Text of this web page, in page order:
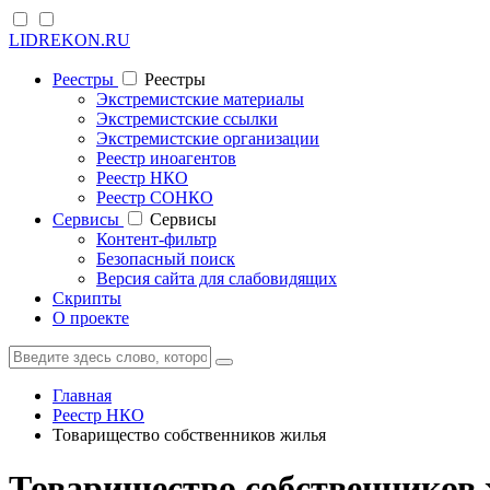
LIDREKON.RU
Реестры
Реестры
Экстремистские материалы
Экстремистские ссылки
Экстремистские организации
Реестр иноагентов
Реестр НКО
Реестр СОНКО
Cервисы
Cервисы
Контент-фильтр
Безопасный поиск
Версия сайта для слабовидящих
Скрипты
О проекте
Главная
Реестр НКО
Товарищество собственников жилья